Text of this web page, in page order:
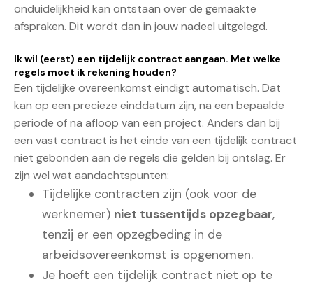
onduidelijkheid kan ontstaan over de gemaakte
afspraken. Dit wordt dan in jouw nadeel uitgelegd.
Ik wil (eerst) een tijdelijk contract aangaan. Met welke
regels moet ik rekening houden?
Een tijdelijke overeenkomst eindigt automatisch. Dat
kan op een precieze einddatum zijn, na een bepaalde
periode of na afloop van een project. Anders dan bij
een vast contract is het einde van een tijdelijk contract
niet gebonden aan de regels die gelden bij ontslag. Er
zijn wel wat aandachtspunten:
Tijdelijke contracten zijn (ook voor de
werknemer) niet tussentijds opzegbaar,
tenzij er een opzegbeding in de
arbeidsovereenkomst is opgenomen.
Je hoeft een tijdelijk contract niet op te